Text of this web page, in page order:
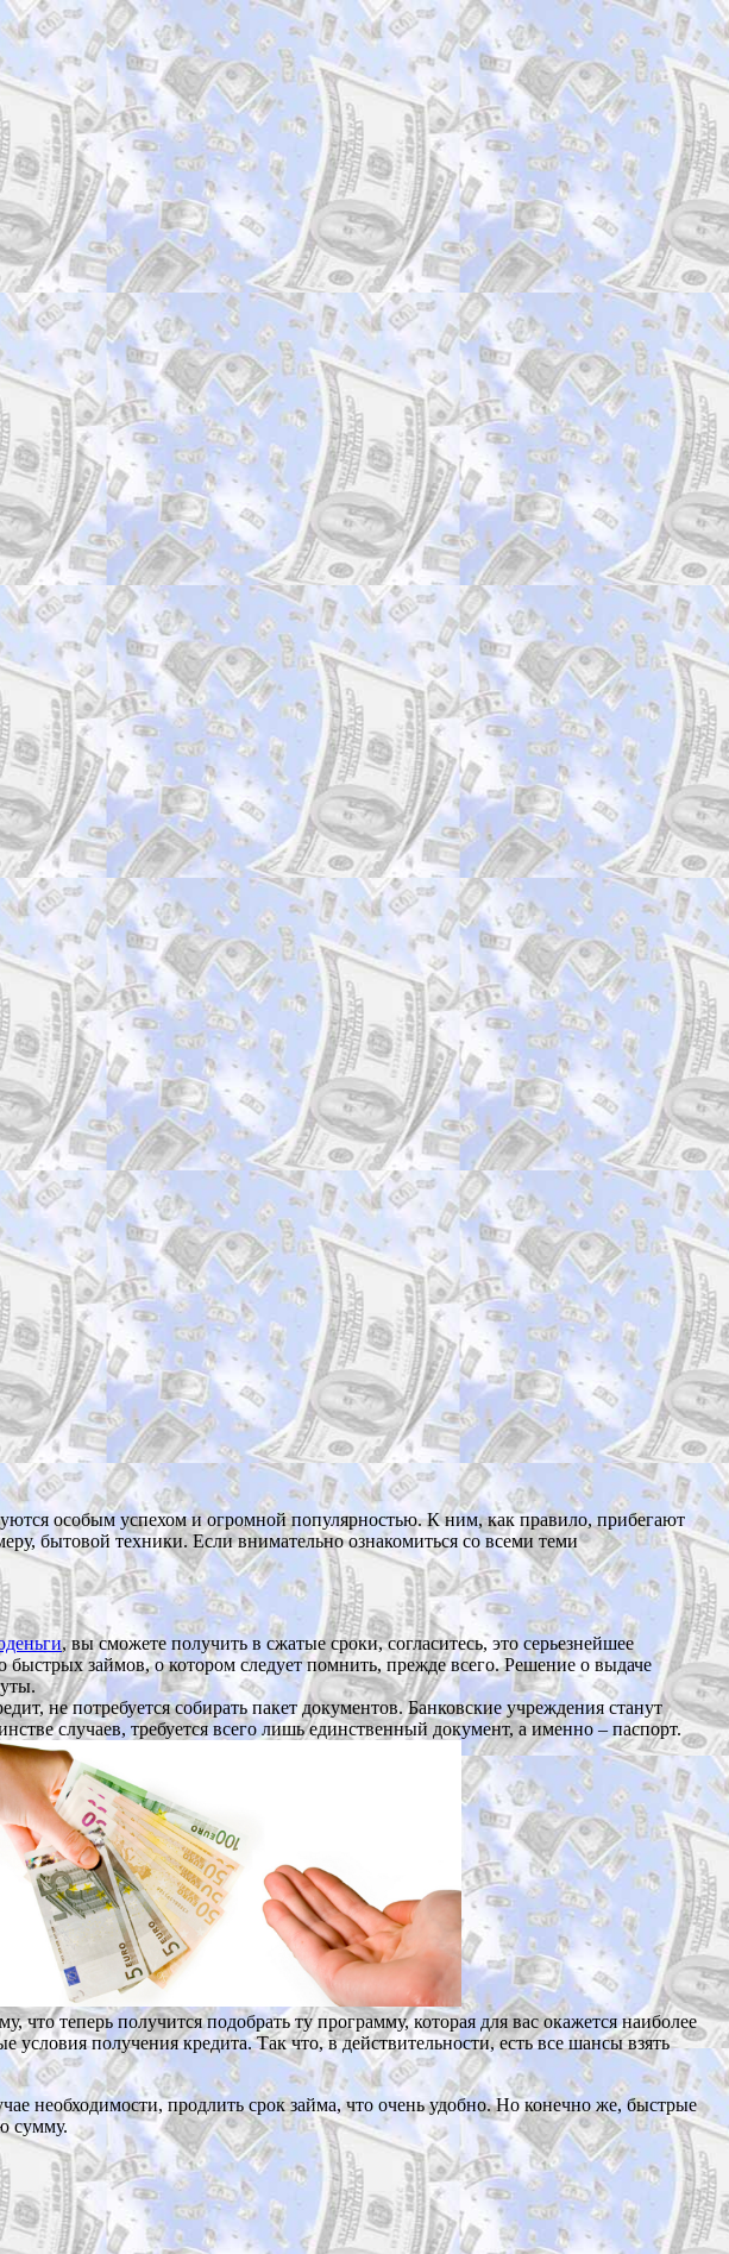
особым успехом и огромной популярностью. К ним, как правило, прибегают
бытовой техники. Если внимательно ознакомиться со всеми теми
, вы сможете получить в сжатые сроки, согласитесь, это серьезнейшее
займов, о котором следует помнить, прежде всего. Решение о выдаче
не потребуется собирать пакет документов. Банковские учреждения станут
случаев, требуется всего лишь единственный документ, а именно – паспорт.
теперь получится подобрать ту программу, которая для вас окажется наиболее
получения кредита. Так что, в действительности, есть все шансы взять
необходимости, продлить срок займа, что очень удобно. Но конечно же, быстрые
сумму.